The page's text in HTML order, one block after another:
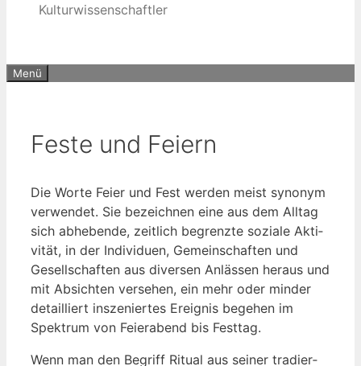
Kulturwissenschaftler
Menü
Feste und Feiern
Die Wor­te Fei­er und Fest wer­den meist syn­onym
ver­wen­det. Sie bezeich­nen eine aus dem All­tag
sich abhe­ben­de, zeit­lich begrenz­te sozia­le Akti­
vi­tät, in der Indi­vi­du­en, Gemein­schaf­ten und
Gesell­schaf­ten aus diver­sen Anläs­sen her­aus und
mit Absich­ten ver­se­hen, ein mehr oder min­der
detail­liert insze­nier­tes Ereig­nis bege­hen im
Spek­trum von Fei­er­abend bis Festtag.
Wenn man den Begriff Ritu­al aus sei­ner tra­dier­